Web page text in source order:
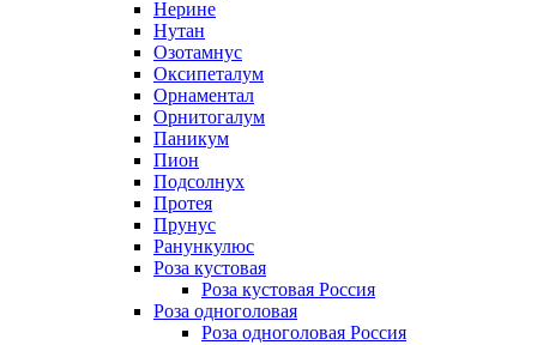
Нерине
Нутан
Озотамнус
Оксипеталум
Орнаментал
Орнитогалум
Паникум
Пион
Подсолнух
Протея
Прунус
Ранункулюс
Роза кустовая
Роза кустовая Россия
Роза одноголовая
Роза одноголовая Россия